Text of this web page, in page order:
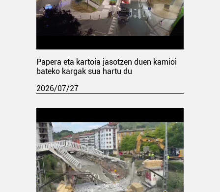
Papera eta kartoia jasotzen duen kamioi
bateko kargak sua hartu du
2026/07/27